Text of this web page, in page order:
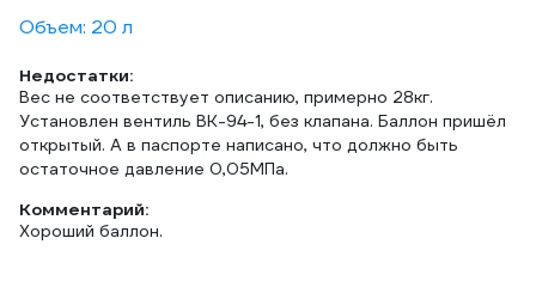
Объем: 20 л
Недостатки:
Вес не соответствует описанию, примерно 28кг.
Установлен вентиль ВК-94-1, без клапана. Баллон пришёл
открытый. А в паспорте написано, что должно быть
остаточное давление 0,05МПа.
Комментарий:
Хороший баллон.